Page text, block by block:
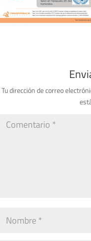
Tu dirección de correo